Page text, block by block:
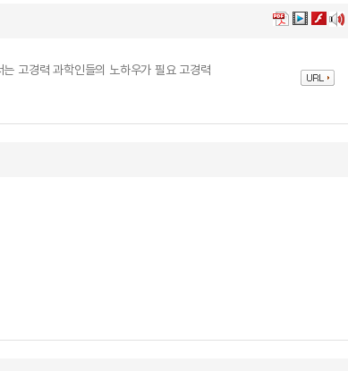
고경력 과학인들의 노하우가 필요 고경력